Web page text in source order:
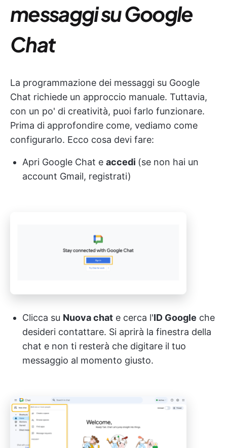
messaggi su Google
Chat
La programmazione dei messaggi su Google
Chat richiede un approccio manuale. Tuttavia,
con un po' di creatività, puoi farlo funzionare.
Prima di approfondire come, vediamo come
configurarlo. Ecco cosa devi fare:
Apri Google Chat e accedi (se non hai un
account Gmail, registrati)
Clicca su Nuova chat e cerca l'ID Google che
desideri contattare. Si aprirà la finestra della
chat e non ti resterà che digitare il tuo
messaggio al momento giusto.